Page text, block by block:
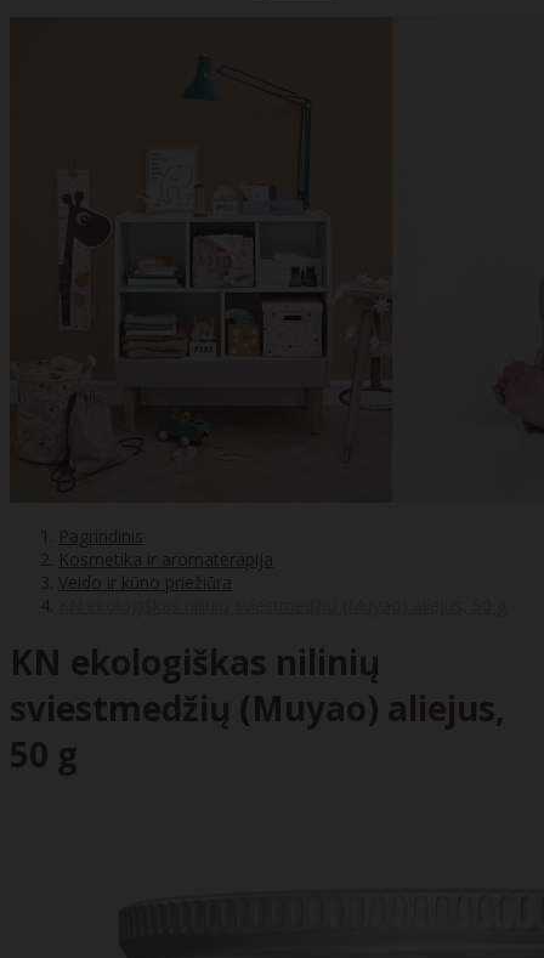
Pagrindinis
Kosmetika ir aromaterapija
Veido ir kūno priežiūra
KN ekologiškas nilinių
sviestmedžių (Muyao) aliejus,
50 g